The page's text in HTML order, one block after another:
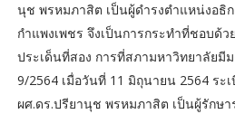
นุช พรหมภาสิต เป็นผู้ดำรงตำแหน่งอธิ
กำแพงเพชร จึงเป็นการกระทำที่ชอบด้ว
ประเด็นที่สอง การที่สภามหาวิทยาลัยมี
9/2564 เมื่อวันที่ 11 มิถุนายน 2564 ระ
ผศ.ดร.ปรียานุช พรหมภาสิต เป็นผู้รักษ